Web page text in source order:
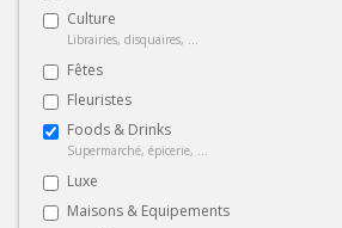
Culture
Librairies, disquaires, ...
Fêtes
Fleuristes
Foods & Drinks
Supermarché, épicerie, ...
Luxe
Maisons & Equipements